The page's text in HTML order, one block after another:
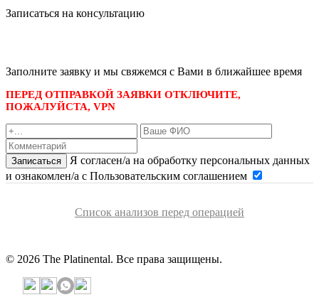
Записаться на консультацию
Заполните заявку и мы свяжемся с Вами в ближайшее время
ПЕРЕД ОТПРАВКОЙ ЗАЯВКИ ОТКЛЮЧИТЕ,
ПОЖАЛУЙСТА, VPN
Записаться
Я согласен/а на обработку персональных данных
и ознакомлен/а с Пользовательским соглашением
Список анализов перед операцией
© 2026 The Platinental. Все права защищены.